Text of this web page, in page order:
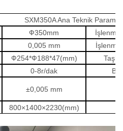
SXM350A Ana Teknik
Ф350mm
0,005 mm
Ф254*Ф188*47(mm)
0-8r/dak
±0,005 mm
800×1400×2230(mm)